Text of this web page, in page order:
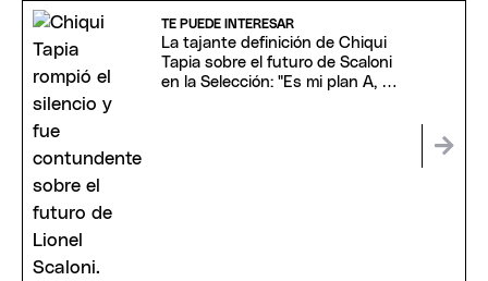
TE PUEDE INTERESAR
La tajante definición de Chiqui
Tapia sobre el futuro de Scaloni
en la Selección: "Es mi plan A, B y